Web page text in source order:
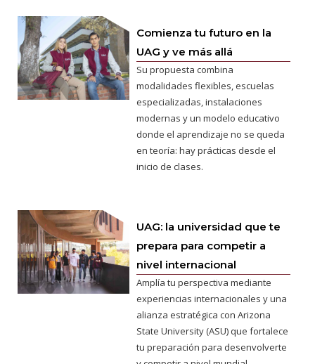
Comienza tu futuro en la
UAG y ve más allá
Su propuesta combina
modalidades flexibles, escuelas
especializadas, instalaciones
modernas y un modelo educativo
donde el aprendizaje no se queda
en teoría: hay prácticas desde el
inicio de clases.
UAG: la universidad que te
prepara para competir a
nivel internacional
Amplía tu perspectiva mediante
experiencias internacionales y una
alianza estratégica con Arizona
State University (ASU) que fortalece
tu preparación para desenvolverte